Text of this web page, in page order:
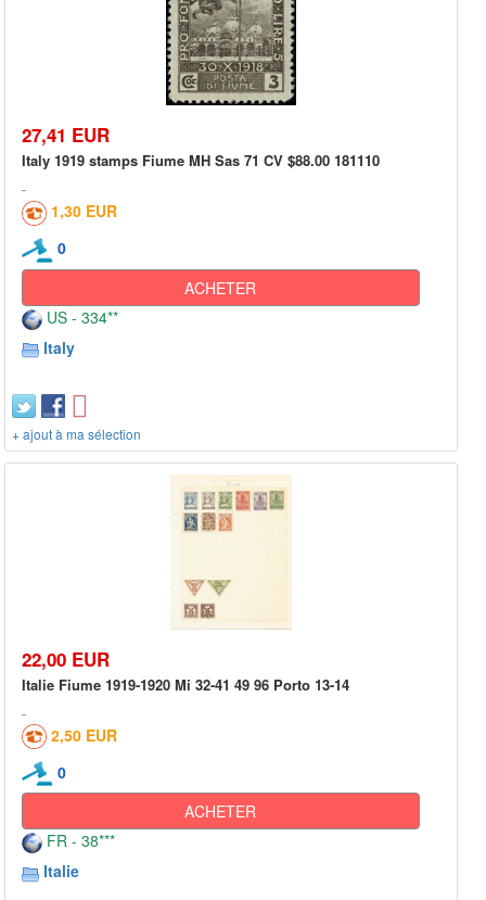
27,41 EUR
Italy 1919 stamps Fiume MH Sas 71 CV $88.00 181110
1,30 EUR
0
ACHETER
US - 334**
Italy
+ ajout à ma sélection
22,00 EUR
Italie Fiume 1919-1920 Mi 32-41 49 96 Porto 13-14
2,50 EUR
0
ACHETER
FR - 38***
Italie